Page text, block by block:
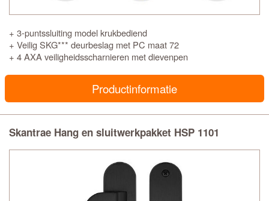
+ 3-puntssluiting model krukbediend
+ Veilig SKG*** deurbeslag met PC maat 72
+ 4 AXA veiligheidsscharnieren met dievenpen
Productinformatie
Skantrae Hang en sluitwerkpakket HSP 1101